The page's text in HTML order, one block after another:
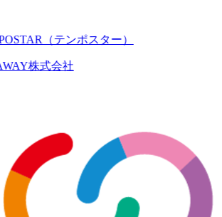
（テンポスター）
株式会社